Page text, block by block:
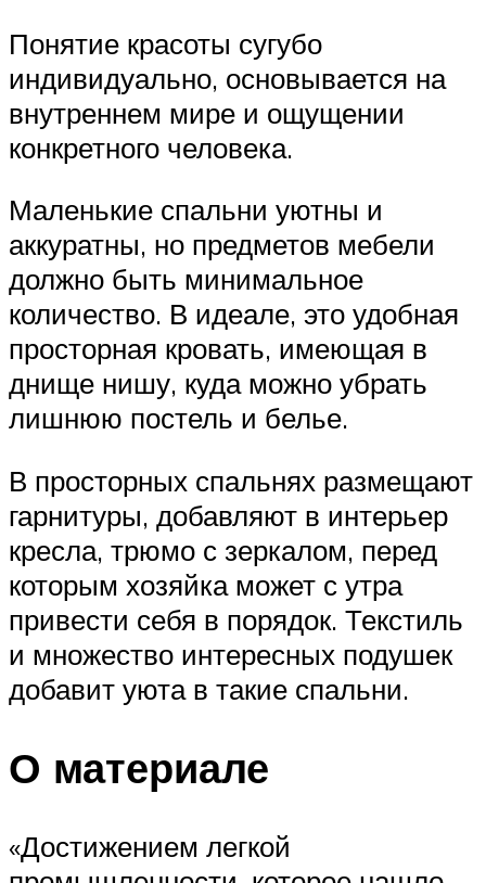
Понятие красоты сугубо
индивидуально, основывается на
внутреннем мире и ощущении
конкретного человека.
Маленькие спальни уютны и
аккуратны, но предметов мебели
должно быть минимальное
количество. В идеале, это удобная
просторная кровать, имеющая в
днище нишу, куда можно убрать
лишнюю постель и белье.
В просторных спальнях размещают
гарнитуры, добавляют в интерьер
кресла, трюмо с зеркалом, перед
которым хозяйка может с утра
привести себя в порядок. Текстиль
и множество интересных подушек
добавит уюта в такие спальни.
О материале
«Достижением легкой